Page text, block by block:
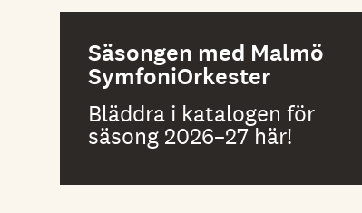
Säsongen med Malmö
SymfoniOrkester
Bläddra i katalogen för
säsong 2026–27 här!